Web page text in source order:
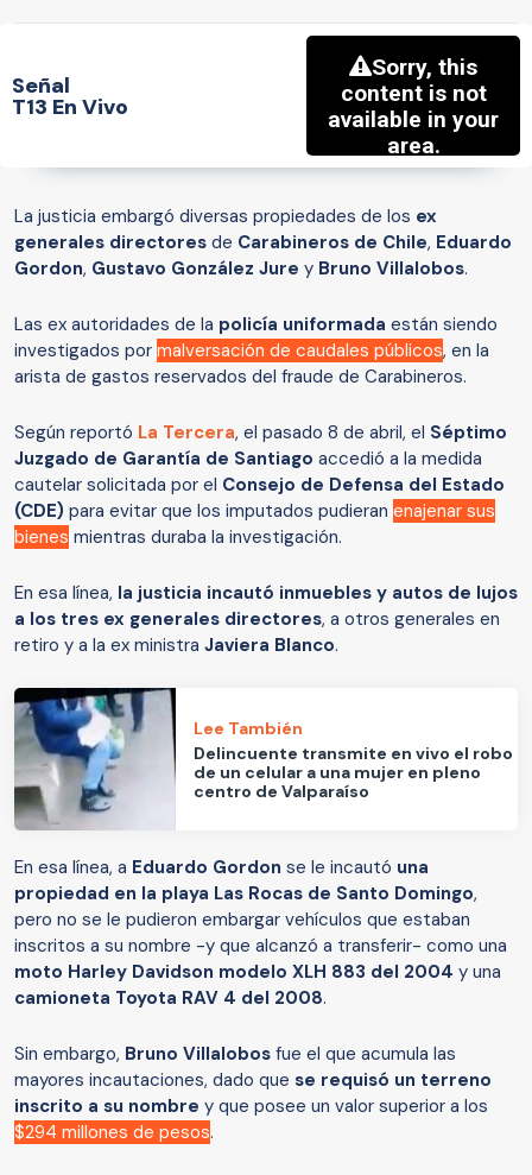
Señal
T13 En Vivo
La justicia embargó diversas propiedades de los ex
generales directores de Carabineros de Chile, Eduardo
Gordon, Gustavo González Jure y Bruno Villalobos.
Las ex autoridades de la policía uniformada están siendo
investigados por malversación de caudales públicos, en la
arista de gastos reservados del fraude de Carabineros.
Según reportó La Tercera, el pasado 8 de abril, el Séptimo
Juzgado de Garantía de Santiago accedió a la medida
cautelar solicitada por el Consejo de Defensa del Estado
(CDE) para evitar que los imputados pudieran enajenar sus
bienes mientras duraba la investigación.
En esa línea, la justicia incautó inmuebles y autos de lujos
a los tres ex generales directores, a otros generales en
retiro y a la ex ministra Javiera Blanco.
Lee También
Delincuente transmite en vivo el robo
de un celular a una mujer en pleno
centro de Valparaíso
En esa línea, a Eduardo Gordon se le incautó una
propiedad en la playa Las Rocas de Santo Domingo,
pero no se le pudieron embargar vehículos que estaban
inscritos a su nombre -y que alcanzó a transferir- como una
moto Harley Davidson modelo XLH 883 del 2004 y una
camioneta Toyota RAV 4 del 2008.
Sin embargo, Bruno Villalobos fue el que acumula las
mayores incautaciones, dado que se requisó un terreno
inscrito a su nombre y que posee un valor superior a los
$294 millones de pesos.